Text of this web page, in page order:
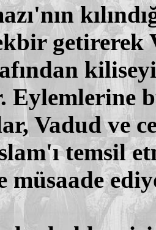
getirerek
Eylemlerine
Vadud ve
temsil
müsaade